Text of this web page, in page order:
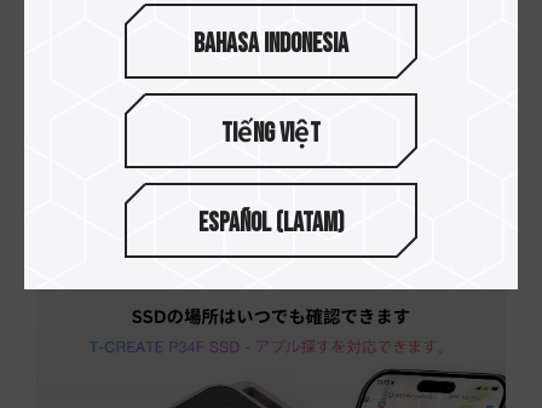
AI搭載PCの崛起：メモリアップグレードが必...
Bahasa Indonesia
Tiếng Việt
Español (Latam)